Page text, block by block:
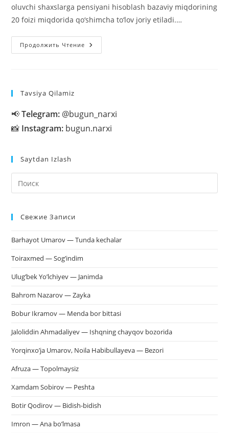
oluvchi shaxslarga pensiyani hisoblash bazaviy miqdorining
20 foizi miqdorida qo‘shimcha to‘lov joriy etiladi.…
Продолжить Чтение 1-
Iyuldan
Tavsiya Qilamiz
📢Telegram: @bugun_narxi
📸 Instagram: bugun.narxi
Saytdan Izlash
Свежие Записи
Barhayot Umarov — Tunda kechalar
Toiraxmed — Sog’indim
Ulug’bek Yo’lchiyev — Janimda
Bahrom Nazarov — Zayka
Bobur Ikramov — Menda bor bittasi
Jaloliddin Ahmadaliyev — Ishqning chayqov bozorida
Yorqinxo’ja Umarov, Noila Habibullayeva — Bezori
Afruza — Topolmaysiz
Xamdam Sobirov — Peshta
Botir Qodirov — Bidish-bidish
Imron — Ana bo’lmasa